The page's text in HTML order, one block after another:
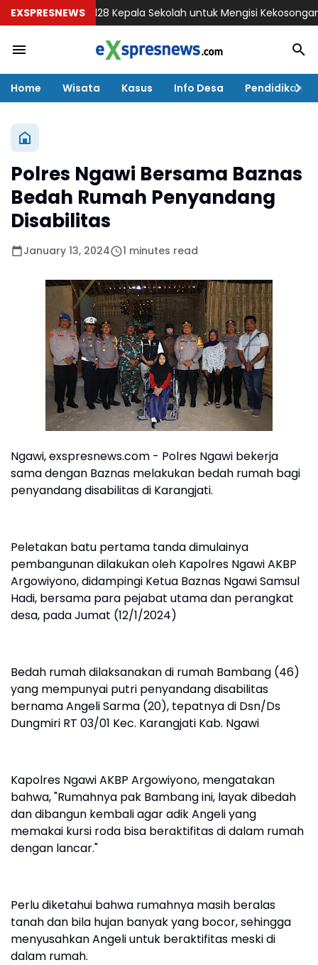
EXSPRESNEWS
Melantik 128 Kepala Sekolah untuk Mengisi Kekosongan
Home Wisata Kasus Info Desa Pendidikan
Polres Ngawi Bersama Baznas
Bedah Rumah Penyandang
Disabilitas
January 13, 2024 1 minutes read
Ngawi, exspresnews.com - Polres Ngawi bekerja
sama dengan Baznas melakukan bedah rumah bagi
penyandang disabilitas di Karangjati.
Peletakan batu pertama tanda dimulainya
pembangunan dilakukan oleh Kapolres Ngawi AKBP
Argowiyono, didampingi Ketua Baznas Ngawi Samsul
Hadi, bersama para pejabat utama dan perangkat
desa, pada Jumat (12/1/2024)
Bedah rumah dilaksanakan di rumah Bambang (46)
yang mempunyai putri penyandang disabilitas
bernama Angeli Sarma (20), tepatnya di Dsn/Ds
Dungmiri RT 03/01 Kec. Karangjati Kab. Ngawi
Kapolres Ngawi AKBP Argowiyono, mengatakan
bahwa, "Rumahnya pak Bambang ini, layak dibedah
dan dibangun kembali agar adik Angeli yang
memakai kursi roda bisa beraktifitas di dalam rumah
dengan lancar."
Perlu diketahui bahwa rumahnya masih beralas
tanah dan bila hujan banyak yang bocor, sehingga
menyusahkan Angeli untuk beraktifitas meski di
dalam rumah.